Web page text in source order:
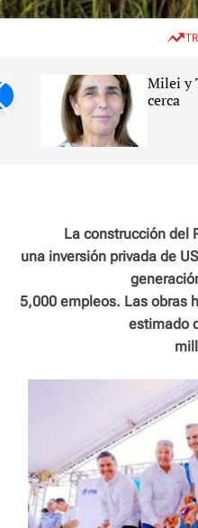
Milei y
cerca
La construcción del
una inversión privada de
5,000 empleos. Las obras
estimado